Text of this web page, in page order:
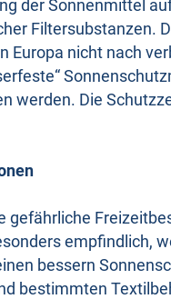
der Sonnenmittel
Filtersubstanzen.
Europa nicht nach
werden. Die
gefährliche
empfindlich,
bessern
bestimmten